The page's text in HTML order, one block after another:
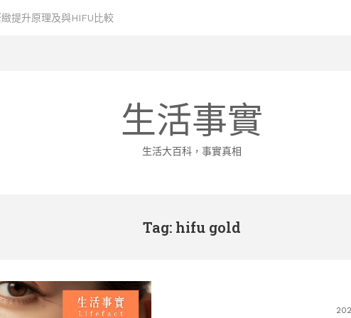
生活事實
生活大百科，事實真相
Tag: hifu gold